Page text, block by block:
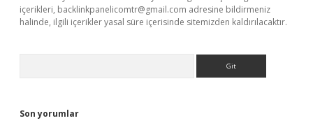
içerikleri, backlinkpanelicomtr@gmail.com adresine bildirmeniz
halinde, ilgili içerikler yasal süre içerisinde sitemizden kaldırılacaktır.
Son yorumlar